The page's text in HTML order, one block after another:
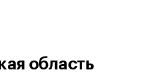
область